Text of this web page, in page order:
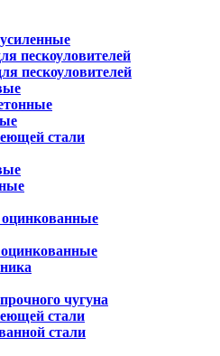
пескоуловителей
пескоуловителей
стали
чугуна
стали
стали